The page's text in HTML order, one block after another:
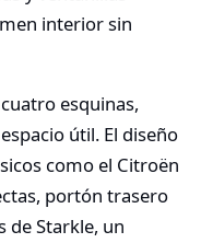
interior sin
esquinas,
útil. El diseño
como el Citroën
portón trasero
de Starkle, un